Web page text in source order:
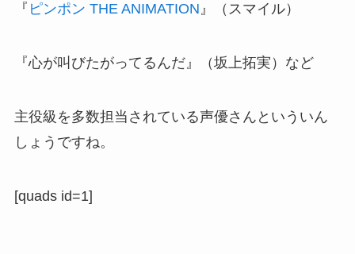
『 ピンポン THE ANIMATION』（スマイル）
『心が叫びたがってるんだ』（坂上拓実）など
主役級を多数担当されている声優さんといういん
しょうですね。
[quads id=1]